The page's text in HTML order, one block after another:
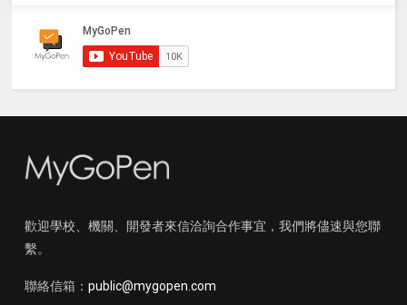
歡迎學校、機關、開發者來信洽詢合作事宜，我們將儘速與您聯
繫。
聯絡信箱： public@mygopen.com